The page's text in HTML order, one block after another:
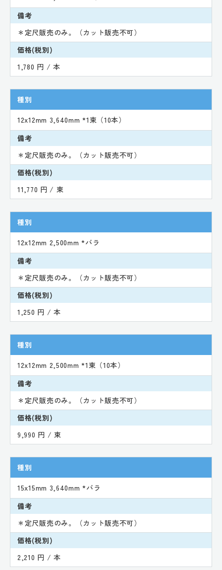
備考
＊定尺販売のみ。（カット販売不可）
価格(税別)
1,780 円 / 本
種別
12x12mm 3,640mm *1束（10本）
備考
＊定尺販売のみ。（カット販売不可）
価格(税別)
11,770 円 / 束
種別
12x12mm 2,500mm *バラ
備考
＊定尺販売のみ。（カット販売不可）
価格(税別)
1,250 円 / 本
種別
12x12mm 2,500mm *1束（10本）
備考
＊定尺販売のみ。（カット販売不可）
価格(税別)
9,990 円 / 束
種別
15x15mm 3,640mm *バラ
備考
＊定尺販売のみ。（カット販売不可）
価格(税別)
2,210 円 / 本